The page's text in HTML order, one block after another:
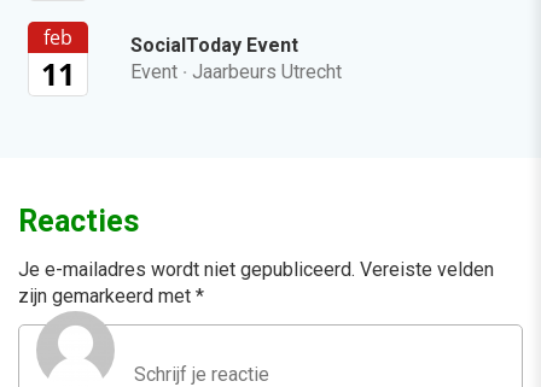
feb
11
SocialToday Event
Event · Jaarbeurs Utrecht
Reacties
Je e-mailadres wordt niet gepubliceerd. Vereiste velden
zijn gemarkeerd met *